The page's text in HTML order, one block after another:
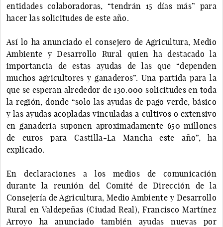
entidades colaboradoras, “tendrán 15 días más” para
hacer las solicitudes de este año.
Así lo ha anunciado el consejero de Agricultura, Medio
Ambiente y Desarrollo Rural quien ha destacado la
importancia de estas ayudas de las que “dependen
muchos agricultores y ganaderos”. Una partida para la
que se esperan alrededor de 130.000 solicitudes en toda
la región, donde “solo las ayudas de pago verde, básico
y las ayudas acopladas vinculadas a cultivos o extensivo
en ganadería suponen aproximadamente 650 millones
de euros para Castilla-La Mancha este año”, ha
explicado.
En declaraciones a los medios de comunicación
durante la reunión del Comité de Dirección de la
Consejería de Agricultura, Medio Ambiente y Desarrollo
Rural en Valdepeñas (Ciudad Real), Francisco Martínez
Arroyo ha anunciado también ayudas nuevas por